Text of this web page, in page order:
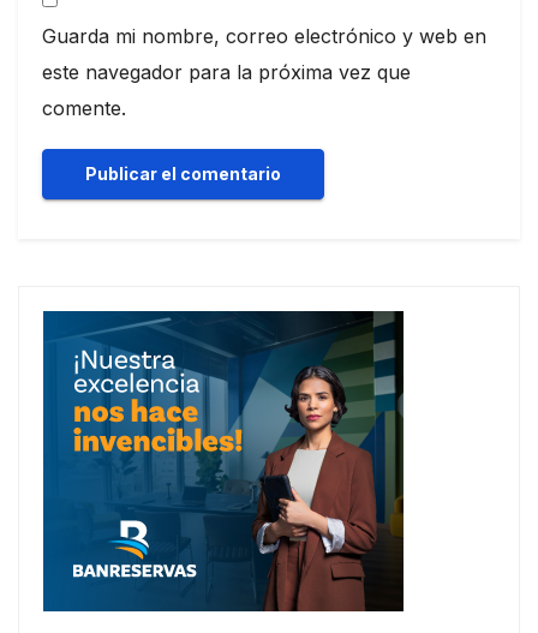
Guarda mi nombre, correo electrónico y web en
este navegador para la próxima vez que
comente.